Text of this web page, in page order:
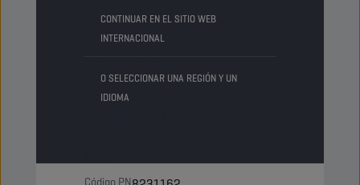
CONTINUAR EN EL SITIO WEB
INTERNACIONAL
O SELECCIONAR UNA REGIÓN Y UN
IDIOMA
Paquetes/Palé9
Código PN